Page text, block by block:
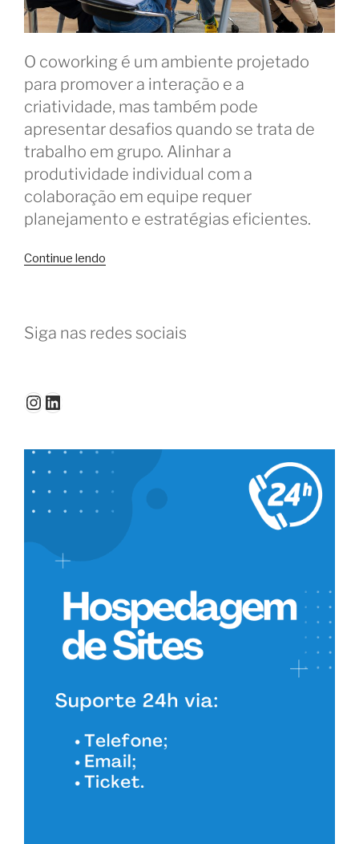
O coworking é um ambiente projetado
para promover a interação e a
criatividade, mas também pode
apresentar desafios quando se trata de
trabalho em grupo. Alinhar a
produtividade individual com a
colaboração em equipe requer
planejamento e estratégias eficientes.
Continue lendo
trabalho
Siga nas redes sociais
Instagram
LinkedIn